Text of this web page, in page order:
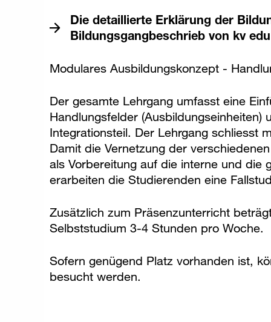
Die detaillierte Erklärung der
Bildungsgangbeschrieb von kv
Modulares Ausbildungskonzept -
Der gesamte Lehrgang umfasst eine
Handlungsfelder (Ausbildungseinheiten)
Integrationsteil. Der Lehrgang schliesst
Damit die Vernetzung der
als Vorbereitung auf die interne und die
erarbeiten die Studierenden eine
Zusätzlich zum Präsenzunterricht
Selbststudium 3-4 Stunden pro Woche.
Sofern genügend Platz vorhanden ist,
besucht werden.